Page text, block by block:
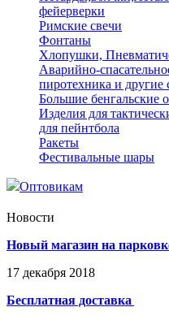
фейерверки
Римские свечи
Фонтаны
Хлопушки,
Аварийно-
пиротехника и другие
Большие бенгальские
Изделия для
для пейнтбола
Ракеты
Фестивальные шары
Оптовикам
Новости
Новый магазин на
17 декабря 2018
Бесплатная доставка